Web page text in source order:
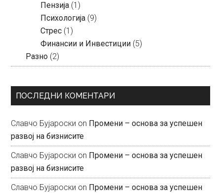
Пензија (1)
Психологија (9)
Стрес (1)
Финансии и Инвестиции (5)
Разно (2)
ПОСЛЕДНИ КОМЕНТАРИ
Славчо Бујароски on Промени – основа за успешен
развој на бизнисите
Славчо Бујароски on Промени – основа за успешен
развој на бизнисите
Славчо Бујароски on Промени – основа за успешен